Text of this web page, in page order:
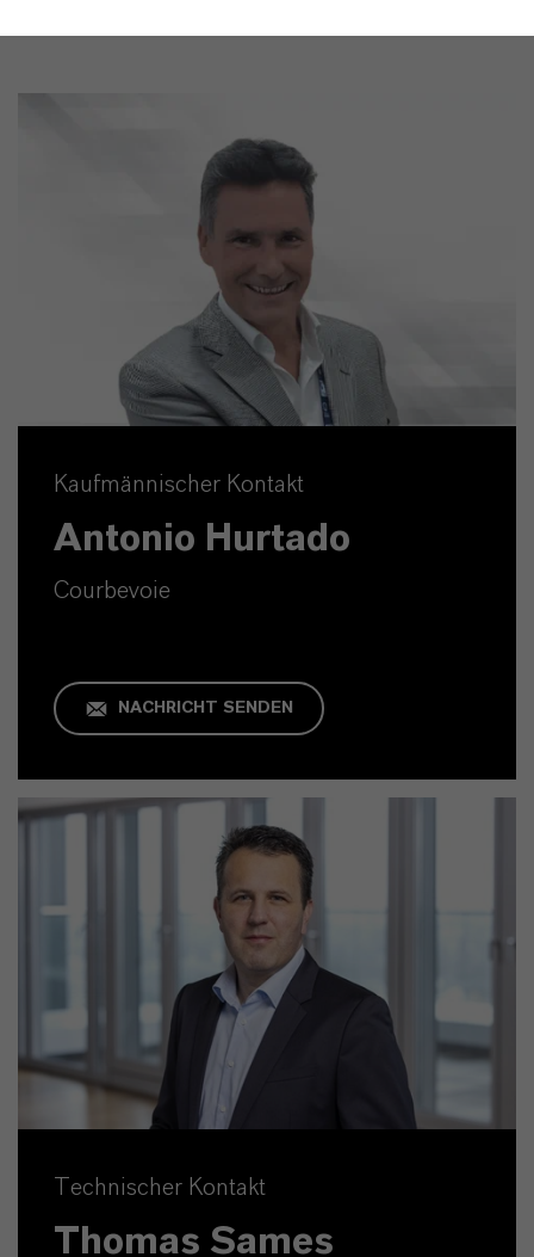
Kaufmännischer Kontakt
Antonio Hurtado
Courbevoie
NACHRICHT SENDEN
Technischer Kontakt
Thomas Sames